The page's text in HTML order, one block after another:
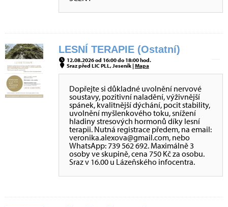
LESNÍ TERAPIE (Ostatní)
12.08.2026 od 16:00 do 18:00 hod.
Sraz před LIC PLL, Jeseník |Mapa
Dopřejte si důkladné uvolnění nervové
soustavy, pozitivní naladění, výživnější
spánek, kvalitnější dýchání, pocit stability,
uvolnění myšlenkového toku, snížení
hladiny stresových hormonů díky lesní
terapii. Nutná registrace předem, na email:
veronika.alexova@gmail.com, nebo
WhatsApp: 739 562 692. Maximálně 3
osoby ve skupině, cena 750 Kč za osobu.
Sraz v 16.00 u Lázeňského infocentra.